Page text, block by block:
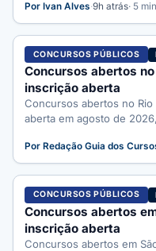
Por Ivan Alves·9h atrás· 5 min
CONCURSOS PÚBLICOS
Concursos abertos
inscrição aberta
Concursos abertos no
aberta em agosto de
Por Redação Guia dos
CONCURSOS PÚBLICOS
Concursos abertos
inscrição aberta
Concursos abertos em